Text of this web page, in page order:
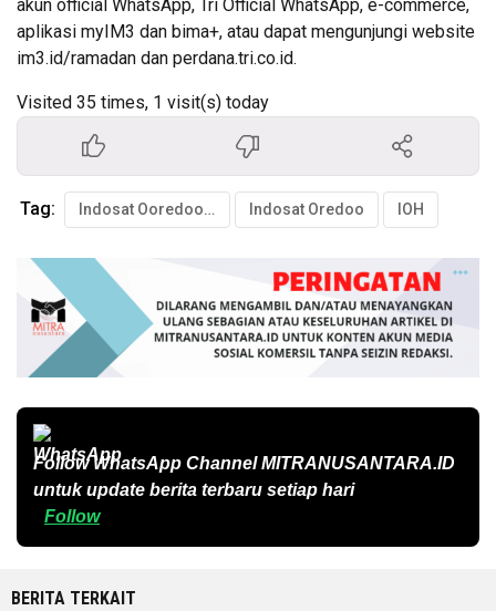
akun official WhatsApp, Tri Official WhatsApp, e-commerce,
aplikasi myIM3 dan bima+, atau dapat mengunjungi website
im3.id/ramadan dan perdana.tri.co.id.
Visited 35 times, 1 visit(s) today
Tag: Indosat Ooredoo Hutchison Indosat Oredoo IOH
Follow WhatsApp ChannelMITRANUSANTARA.ID
untuk update berita terbaru setiap hari
Follow
BERITA TERKAIT